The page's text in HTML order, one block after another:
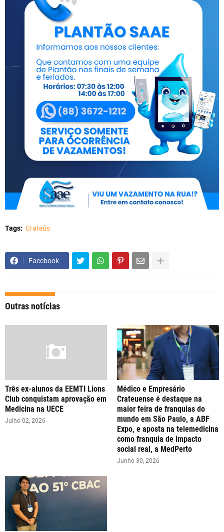
Tags: Crateús
Facebook
Outras notícias
Três ex-alunos da EEMTI Lions
Club conquistam aprovação em
Medicina na UECE
Julho 02, 2026
Médico e Empresário
Crateuense é destaque na
maior feira de franquias do
mundo em São Paulo, a ABF
Expo, e aposta na telemedicina
como franquia de impacto
social real, a MedPerto
Junho 30, 2026